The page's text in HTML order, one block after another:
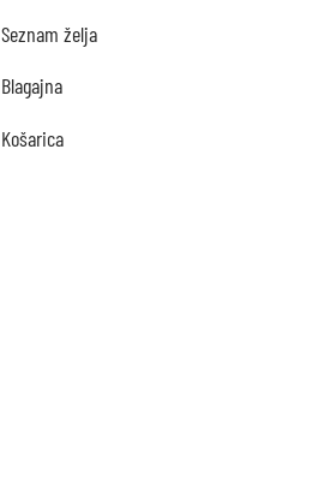
Seznam želja
Blagajna
Košarica